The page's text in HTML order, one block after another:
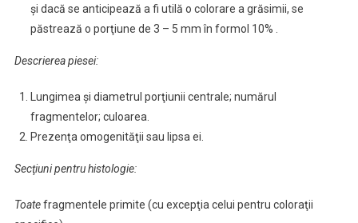
şi dacă se anticipează a fi utilă o colorare a grăsimii, se
păstrează o porţiune de 3 – 5 mm în formol 10% .
Descrierea piesei:
Lungimea şi diametrul porţiunii centrale; numărul
fragmentelor; culoarea.
Prezenţa omogenităţii sau lipsa ei.
Secţiuni pentru histologie:
Toatefragmentele primite (cu excepţia celui pentru coloraţii